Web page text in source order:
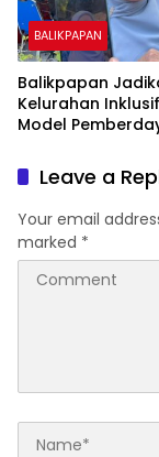
BALIKPAPAN
Balikpapan
Kelurahan
Model
Leave a
Your email
marked *